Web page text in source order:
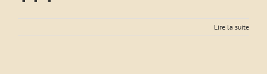
Lire la suite